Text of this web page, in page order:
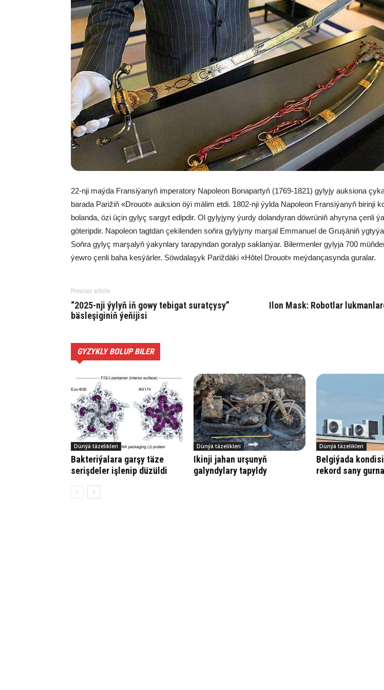
22-nji maýda Fransiýanyň imperatory Napoleon Bonapartyň (1769-1821) gylyjy auksiona
barada Parižiň «Drouot» auksion öýi mälim etdi. 1802-nji ýylda Napoleon Fransiýanyň birinji
bolanda, özi üçin gylyç sargyt edipdir. Ol gylyjyny ýurdy dolandyran döwrüniň ahyryna çenli
göteripdir. Napoleon tagtdan çekilenden soňra gylyjyny marşal Emmanuel de Gruşäniň
Soňra gylyç marşalyň ýakynlary tarapyndan goralyp saklanýar. Bilermenler gylyja 700
ýewro çenli baha kesýärler. Söwdalaşyk Pariždäki «Hôtel Drouot» meýdançasynda guralar.
Previous article
“2025-nji ýylyň iň gowy tebigat suratçysy”
bäsleşiginiň ýeňijisi
Ilon Mask: Robotlar
GYZYKLY BOLUP BILER
Dünýä täzelikleri
Bakteriýalara garşy täze
serişdeler işlenip düzüldi
Dünýä täzelikleri
Ikinji jahan urşunyň
galyndylary tapyldy
Dünýä täzelikleri
Belgiýada
rekord sany